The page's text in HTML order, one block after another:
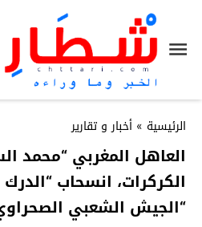
الرئيسية » أخبار و تقارير
العاهل المغربي “محمد
الكركرات، انسحاب
“الجيش الشعبي